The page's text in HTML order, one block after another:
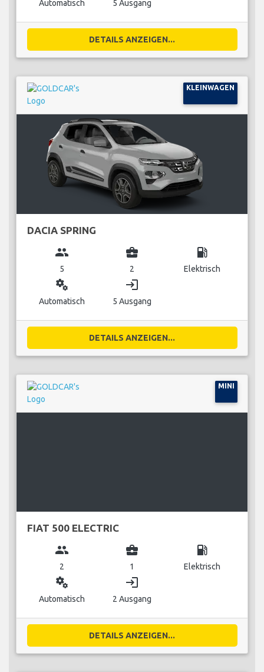
Automatisch 5 Ausgang
DETAILS ANZEIGEN...
KLEINWAGEN
DACIA SPRING
group
5
business_center
2
local_gas_station
Elektrisch
miscellaneous_services
Automatisch
login
5 Ausgang
DETAILS ANZEIGEN...
MINI
FIAT 500 ELECTRIC
group
2
business_center
1
local_gas_station
Elektrisch
miscellaneous_services
Automatisch
login
2 Ausgang
DETAILS ANZEIGEN...